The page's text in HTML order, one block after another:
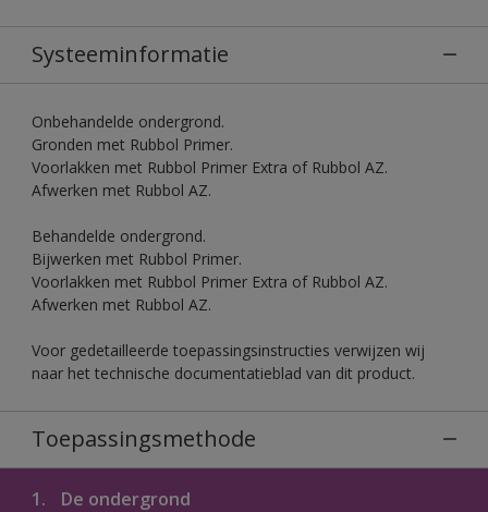
Systeeminformatie
Onbehandelde ondergrond.
Gronden met Rubbol Primer.
Voorlakken met Rubbol Primer Extra of Rubbol AZ.
Afwerken met Rubbol AZ.
Behandelde ondergrond.
Bijwerken met Rubbol Primer.
Voorlakken met Rubbol Primer Extra of Rubbol AZ.
Afwerken met Rubbol AZ.
Voor gedetailleerde toepassingsinstructies verwijzen wij
naar het technische documentatieblad van dit product.
Toepassingsmethode
1. De ondergrond